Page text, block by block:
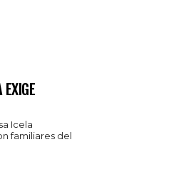
Icela
familiares del